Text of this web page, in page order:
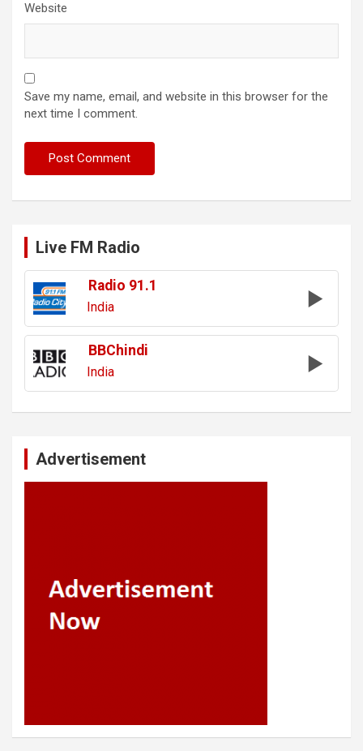
Website
Save my name, email, and website in this browser for the
next time I comment.
Live FM Radio
Radio 91.1
India
BBChindi
India
Advertisement